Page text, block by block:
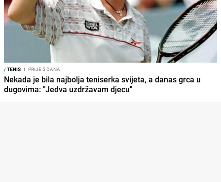
/TENIS I PRIJE 5 DANA
Nekada je bila najbolja teniserka svijeta, a danas grca u
dugovima: "Jedva uzdržavam djecu"